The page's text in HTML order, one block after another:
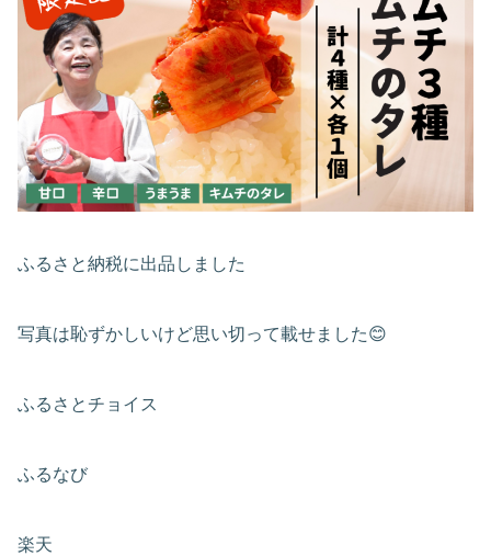
ふるさと納税に出品しました
写真は恥ずかしいけど思い切って載せました😊
ふるさとチョイス
ふるなび
楽天